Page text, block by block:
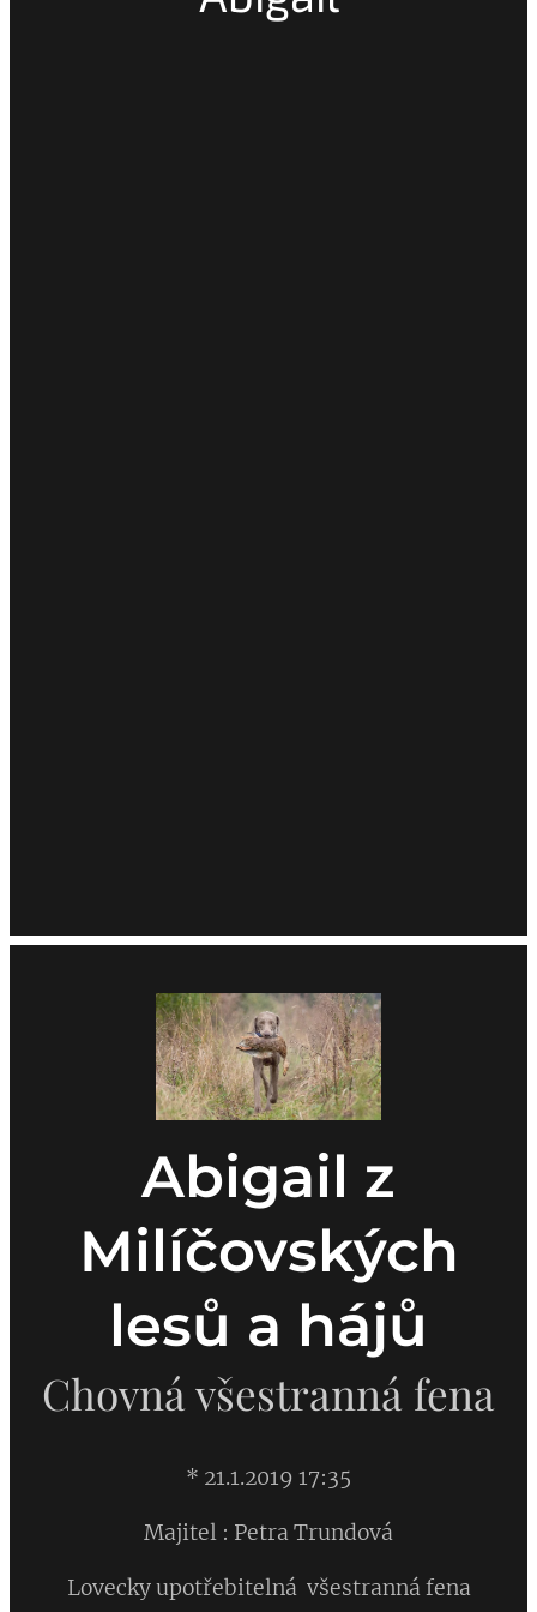
Abigail z
Milíčovských
lesů a hájů
Chovná všestranná fena
* 21.1.2019 17:35
Majitel : Petra Trundová
Lovecky upotřebitelná všestranná fena